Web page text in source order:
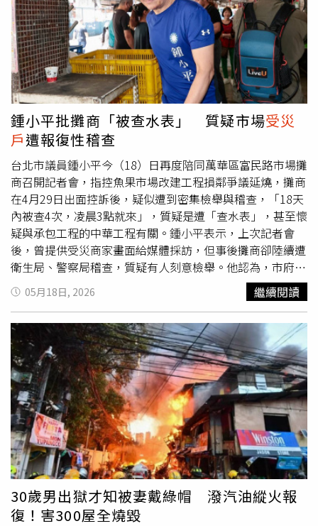
其來的狂風暴雨，社群上流傳多部現場畫面，像是有民眾受
困路邊公車站，只能站在公車站的椅子上，等待積水退去；
還有一名女乘客才從公車走下來，就遭馬路上激流沖倒並捲
走，路人見狀立刻衝上前拉住她，場面相當驚悚。針對長期
的基礎設施問題，皇后區區長理查茲（Donovan
Richards）坦言，徹底解決之道在於「提高路面高度」，但
這涉及房屋同步墊高的工程，執行難度極高。市長曼達尼則
強調，市府已投入數百萬美元執行為期10年的「雲暴」
（Cloudburst）韌性建設計畫，旨在透過興建能吸收並暫
存地表逕流1至2天的設施，來應對日益頻繁的極端氣候。然
而，災區居民對市府的承諾仍抱持懷疑與恐懼。隨著夏季風
暴季節臨近，民眾擔心悲劇重演，有受災戶向市長泣訴，同
樣的淹水困境已持續34年未獲解決；更有家庭向媒體表示，
20日的洪水奪走了寵物的生命，而該區域在2021年的洪災
中甚至曾發生2人不幸喪生的慘劇，居民普遍感到無助。
鍾小平批攤商「被查水表」 質疑市場受災
戶遭報復性稽查
台北市議員鍾小平今（18）日再度陪同萬華區富民路市場攤
商召開記者會，指控魚果市場改建工程損鄰爭議延燒，攤商
在4月29日出面控訴後，疑似遭到密集檢舉與稽查，「18天
內被查4次，凌晨3點就來」，質疑是遭「查水表」，甚至懷
疑與承包工程的中華工程有關。鍾小平表示，上次記者會
後，曾提供受災商家畫面給媒體採訪，但事後攤商卻陸續遭
衛生局、警察局稽查，質疑有人刻意檢舉。他認為，市府
1999專線恐淪為有心人士工具，建議應檢討制度，避免基
層民眾遭受公權力壓力。受影響攤商蘇女士表示，家族經營
的店面在不到1個月內遭稽查4次，被要求改善病媒蚊防治紀
錄、冷凍食材離地、衛生教育訓練紀錄、進貨單等6項問
題。她指出，過去很少被查，如今頻率異常增加，且詢問裁
罰標準時，僅被要求自行上網查詢，擔心高額罰鍰讓小本經
營攤商難以負擔。蘇女士也提到，有流動攤販凌晨3、4點即
遭稽查開單，甚至數小時內重複稽查，令攤商壓力沉重。她
質疑，是否因受災戶要求損鄰復原，才遭到疑似報復性檢
舉。住戶代表黃女士則表示，稽查人員曾透露是接獲檢舉，
甚至詢問「是不是得罪了誰？」她擔憂，若衛生局、警察局
之後換成消防局、國稅局接力稽查，小商家恐難以承受。截
至截稿前，台北市衛生局、警察局及中華工程尚未回應相關
指控。
05月18日, 2026 繼續閱讀
30歲男出獄才知被妻戴綠帽 潑汽油縱火報
復！害300屋全燒毀